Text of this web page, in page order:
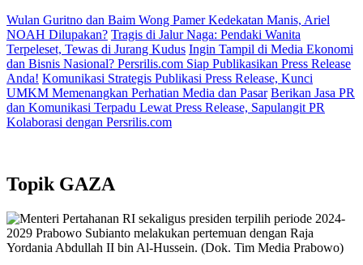
Wulan Guritno dan Baim Wong Pamer Kedekatan Manis, Ariel
NOAH Dilupakan? Tragis di Jalur Naga: Pendaki Wanita
Terpeleset, Tewas di Jurang Kudus Ingin Tampil di Media Ekonomi
dan Bisnis Nasional? Persrilis.com Siap Publikasikan Press Release
Anda! Komunikasi Strategis Publikasi Press Release, Kunci
UMKM Memenangkan Perhatian Media dan Pasar Berikan Jasa PR
dan Komunikasi Terpadu Lewat Press Release, Sapulangit PR
Kolaborasi dengan Persrilis.com
Topik GAZA